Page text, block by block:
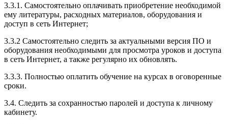
3.3.1. Cамостоятельно оплачивать приобретение необходимой
ему литературы, расходных материалов, оборудования и
доступ в сеть Интернет;
3.3.2 Самостоятельно следить за актуальными версия ПО и
оборудования необходимыми для просмотра уроков и доступа
в сеть Интернет, а также регулярно их обновлять.
3.3.3. Полностью оплатить обучение на курсах в оговоренные
сроки.
3.4. Следить за сохранностью паролей и доступа к личному
кабинету.